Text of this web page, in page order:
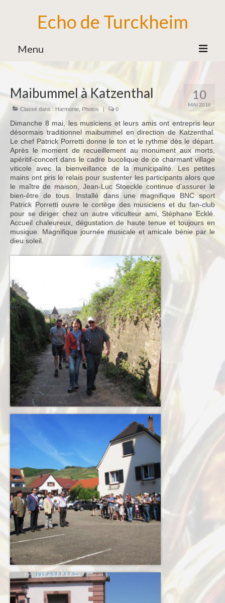
Echo de Turckheim
Menu
Association
Bureau
Bénévoles
Partenaires
Ecole de Musique
Formation Musicale
Familles d’Instruments
Vie de l’Ecole de Musique
Ensemble des Jeunes
Notre Equipe
Harmonie
Historique
Concours
Direction
Vie de l’Orchestre
Répertoire Musical
Blog
Terkabrass
Historique
Direction
Répertoire Musical
Blog
Contact
10
MAI 2016
Maibummel à Katzenthal
Classé dans : Harmonie Photos | 0
Dimanche 8 mai, les musiciens et leurs amis ont entrepris leur
désormais traditionnel maibummel en direction de Katzenthal.
Le chef Patrick Porretti donne le ton et le rythme dès le départ.
Après le moment de recueillement au monument aux morts,
apéritif-concert dans le cadre bucolique de ce charmant village
viticole avec la bienveillance de la municipalité. Les petites
mains ont pris le relais pour sustenter les participants alors que
le maître de maison, Jean-Luc Stoeckle continue d’assurer le
bien-être de tous. Installé dans une magnifique BNC sport
Patrick Porretti ouvre le cortège des musiciens et du fan-club
pour se diriger chez un autre viticulteur ami, Stéphane Ecklé.
Accueil chaleureux, dégustation de haute tenue et toujours en
musique. Magnifique journée musicale et amicale bénie par le
dieu soleil.